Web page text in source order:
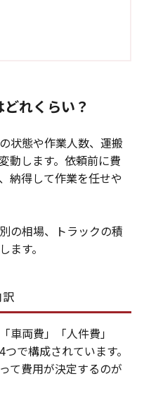
れくらい？
状態や作業人数、運搬
動します。依頼前に費
納得して作業を任せや
の相場、トラックの積
ます。
車両費」「人件費」
で構成されています。
て費用が決定するのが